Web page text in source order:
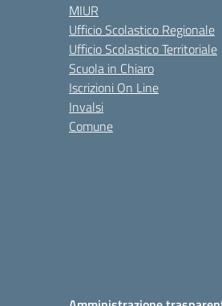
MIUR
Ufficio Scolastico Regionale
Ufficio Scolastico Territoriale
Scuola in Chiaro
Iscrizioni On Line
Invalsi
Comune